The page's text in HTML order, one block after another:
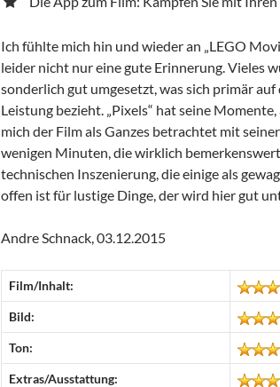
Ich fühlte mich hin und wieder an „LEGO
leider nicht nur eine gute Erinnerung. Vieles
sonderlich gut umgesetzt, was sich primär auf
Leistung bezieht. „Pixels“ hat seine
mich der Film als Ganzes betrachtet mit
wenigen Minuten, die wirklich
technischen Inszenierung, die einige als
offen ist für lustige Dinge, der wird hier gut
Andre Schnack, 03.12.2015
Film/Inhalt:
Bild:
Ton:
Extras/Ausstattung: